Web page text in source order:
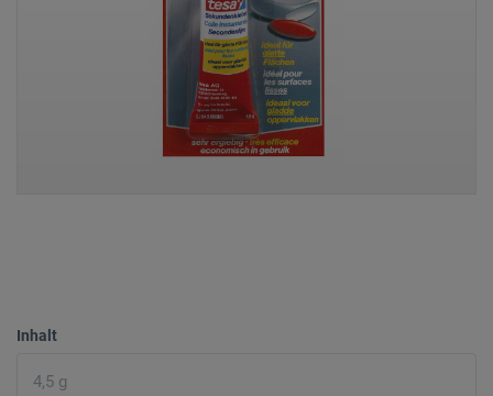
Inhalt